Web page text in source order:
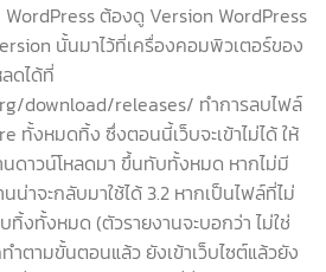
WordPress ต้องดู Version WordPress
นั้นมาไว้ที่เครื่องคอมพิวเตอร์ของ
ดได้ที่
download/releases/ ทำการลบไฟล์
ทั้งหมดทิ้ง ซึ่งตอนนี้เว็บจะเข้าไม่ได้ ให้
ดาวน์โหลดมา ขึ้นทับทั้งหมด หากไม่มี
น่าจะกลับมาใช้ได้ 3.2 หากเป็นไฟล์ที่ไม่
ทิ้งทั้งหมด (ตัวรายงานจะบอกว่า ไม่ใช่
ำตามขั้นตอนแล้ว ยังเข้าเว็บไซต์แล้วยัง